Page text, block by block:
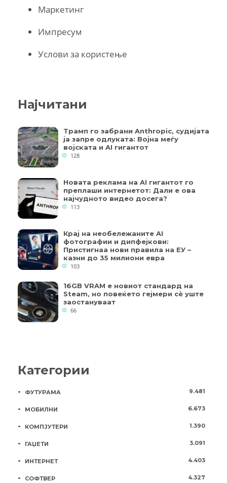
Маркетинг
Импресум
Услови за користење
Најчитани
Трамп го забрани Anthropic, судијата
ја запре одлуката: Војна меѓу
војската и AI гигантот
128
Новата реклама на AI гигантот го
преплаши интернетот: Дали е ова
најчудното видео досега?
113
Крај на необележаните AI
фотографии и дипфејкови:
Пристигнаа нови правила на ЕУ –
казни до 35 милиони евра
103
16GB VRAM е новиот стандард на
Steam, но повеќето гејмери ​​сè уште
заостануваат
66
Категории
ФУТУРАМА 9.481
МОБИЛНИ 6.673
КОМПЈУТЕРИ 1.390
ГАЏЕТИ 3.091
ИНТЕРНЕТ 4.403
СОФТВЕР 4.327